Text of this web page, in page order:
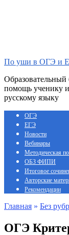
По уши в ОГЭ и
помощь ученику
русскому языку
ОГЭ
ЕГЭ
Новости
Вебинары
Методическая
ОБЗ ФИПИ
Итоговое
Авторские
Рекомендации
Главная » Без
ОГЭ